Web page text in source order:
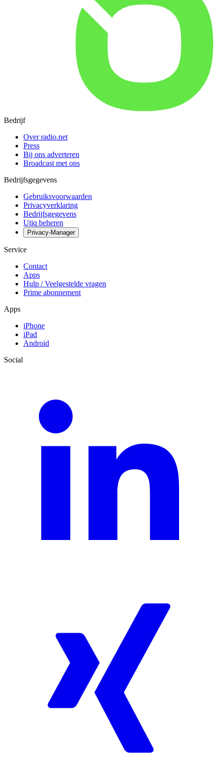
Bedrijf
Over radio.net
Press
Bij ons adverteren
Broadcast met ons
Bedrijfsgegevens
Gebruiksvoorwaarden
Privacyverklaring
Bedrijfsgegevens
Utiq beheren
Privacy-Manager
Service
Contact
Apps
Hulp / Veelgestelde vragen
Prime abonnement
Apps
iPhone
iPad
Android
Social